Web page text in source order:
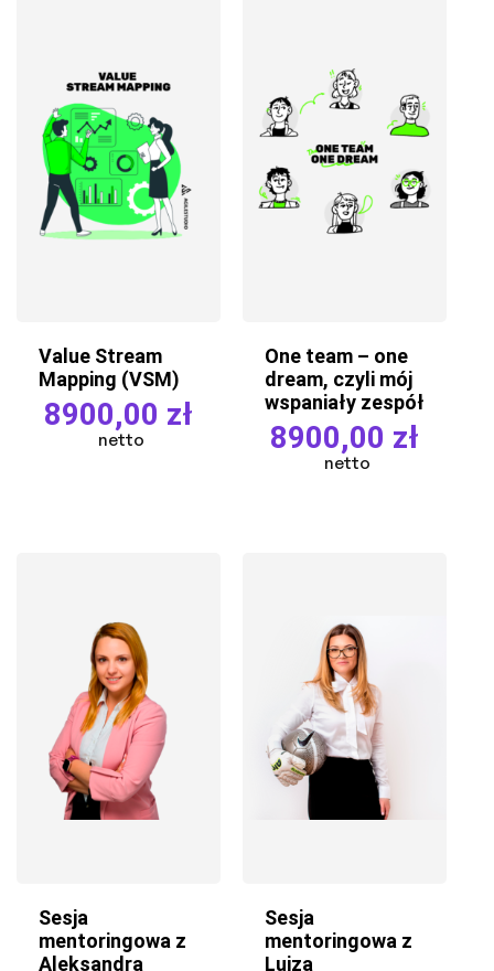
Value Stream
Mapping (VSM)
8900,00 zł
netto
One team – one
dream, czyli mój
wspaniały zespół
8900,00 zł
netto
Sesja
mentoringowa z
Aleksandrą
Sesja
mentoringowa z
Luizą